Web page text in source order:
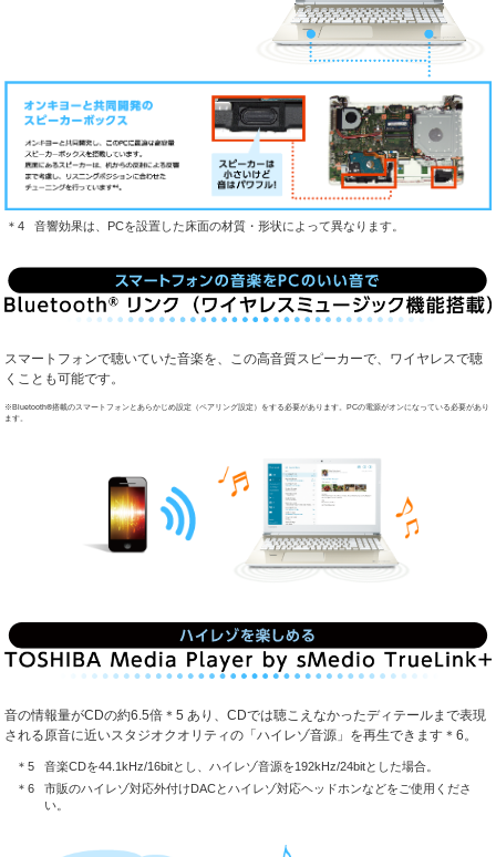
音響効果は、PCを設置した床面の材質・形状によって異なります。
スマートフォンで聴いていた音楽を、この高音質スピーカーで、ワイヤレスで聴
くことも可能です。
※Bluetooth®搭載のスマートフォンとあらかじめ設定（ペアリング設定）をする必要があります。PCの電源がオンになっている必要があり
ます。
音の情報量がCDの約6.5倍 ＊5 あり、CDでは聴こえなかったディテールまで表現
される原音に近いスタジオクオリティの「ハイレゾ音源」を再生できます ＊6。
音楽CDを44.1kHz/16bitとし、ハイレゾ音源を192kHz/24bitとした場合。
市販のハイレゾ対応外付けDACとハイレゾ対応ヘッドホンなどをご使用くださ
い。